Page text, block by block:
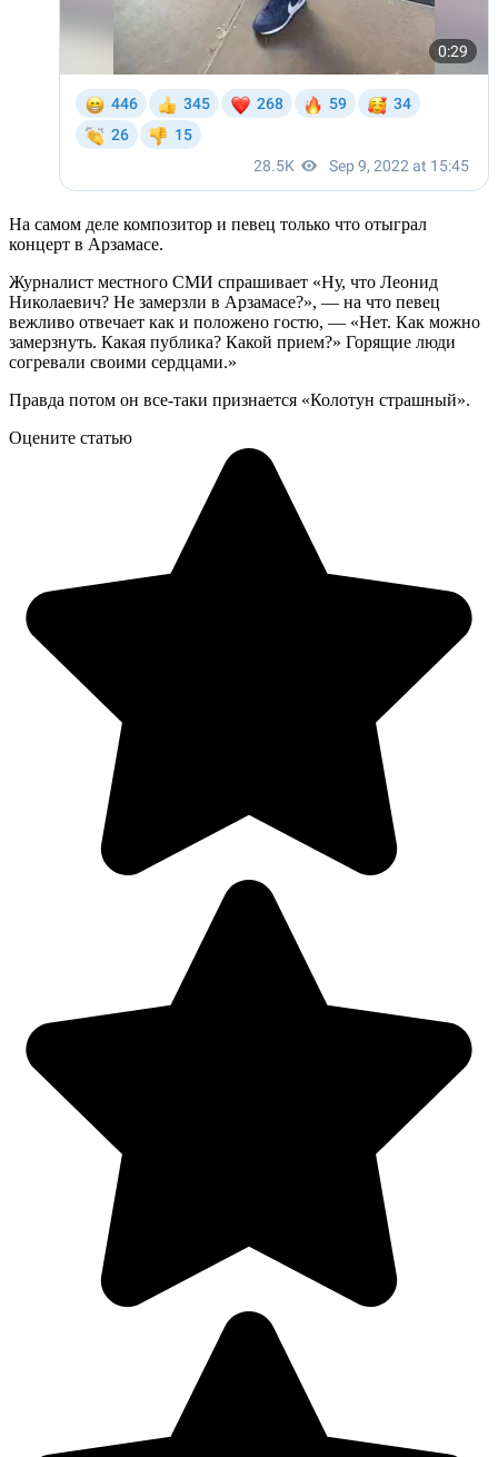
На самом деле композитор и певец только что отыграл
концерт в Арзамасе.
Журналист местного СМИ спрашивает «Ну, что Леонид
Николаевич? Не замерзли в Арзамасе?», — на что певец
вежливо отвечает как и положено гостю, — «Нет. Как можно
замерзнуть. Какая публика? Какой прием?» Горящие люди
согревали своими сердцами.»
Правда потом он все-таки признается «Колотун страшный».
Оцените статью